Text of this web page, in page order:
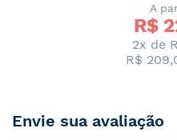
A
R$
2x de
R$
Envie sua avaliação